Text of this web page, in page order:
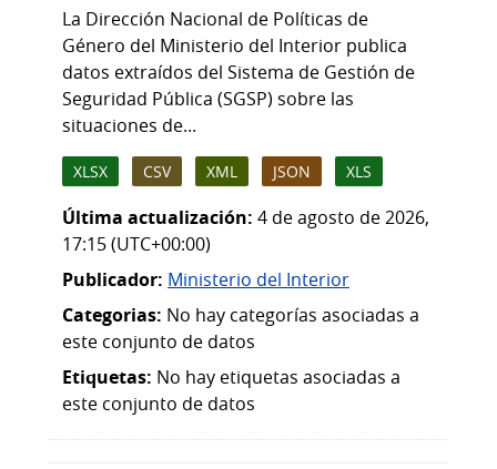
La Dirección Nacional de Políticas de
Género del Ministerio del Interior publica
datos extraídos del Sistema de Gestión de
Seguridad Pública (SGSP) sobre las
situaciones de...
XLSX CSV XML JSON XLS
Última actualización: 4 de agosto de 2026,
17:15 (UTC+00:00)
Publicador: Ministerio del Interior
Categorias: No hay categorías asociadas a
este conjunto de datos
Etiquetas: No hay etiquetas asociadas a
este conjunto de datos